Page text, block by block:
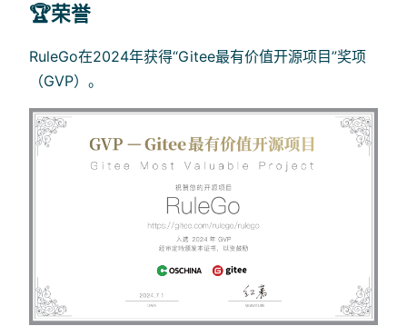
🏆️荣誉
RuleGo在2024年获得“Gitee最有价值开源项目”奖项
（GVP）。